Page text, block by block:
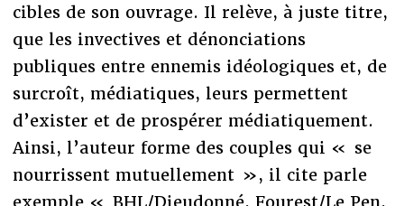
cibles de son ouvrage. Il relève, à juste titre,
que les invectives et dénonciations
publiques entre ennemis idéologiques et, de
surcroît, médiatiques, leurs permettent
d’exister et de prospérer médiatiquement.
Ainsi, l’auteur forme des couples qui « se
nourrissent mutuellement », il cite parle
exemple « BHL/Dieudonné, Fourest/Le Pen,